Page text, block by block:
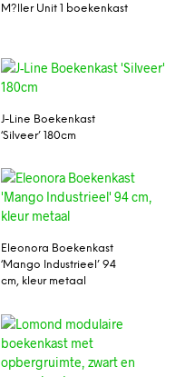
M?ller Unit 1 boekenkast
J-Line Boekenkast
‘Silveer’ 180cm
Eleonora Boekenkast
‘Mango Industrieel’ 94
cm, kleur metaal